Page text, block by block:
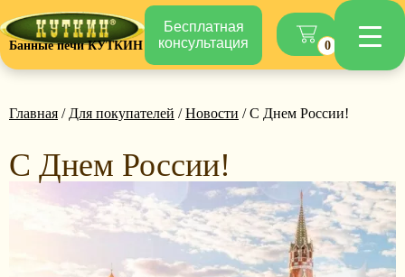
Банные печи КУТКИН
Бесплатная
консультация
0
Главная / Для покупателей /Новости / С Днем России!
С Днем России!